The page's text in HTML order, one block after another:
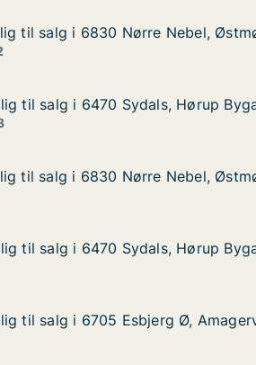
Østmøllevej
6830 Nørre Nebel, Østmøllevej
til salg i 6830 Nørre Nebel,
til salg i 6830 Nørre Nebel,
Bygade
Sydals, Hørup Bygade
til salg i 6470 Sydals, Hørup
til salg i 6470 Sydals, Hørup
Østmøllevej
6830 Nørre Nebel, Østmøllevej
til salg i 6830 Nørre Nebel,
til salg i 6830 Nørre Nebel,
Bygade
Sydals, Hørup Bygade
til salg i 6470 Sydals, Hørup
til salg i 6470 Sydals, Hørup
6705 Esbjerg Ø, Amagervej
til salg i 6705 Esbjerg Ø,
til salg i 6705 Esbjerg Ø,